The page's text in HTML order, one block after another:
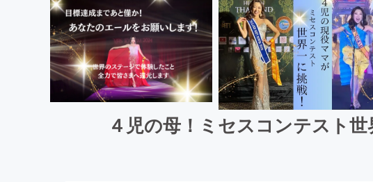
４児の母！ミセスコンテスト